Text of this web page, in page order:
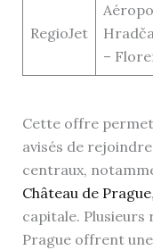
RegioJet
–
Cette offre
avisés de
centraux,
Château de Prague
capitale.
Prague offrent